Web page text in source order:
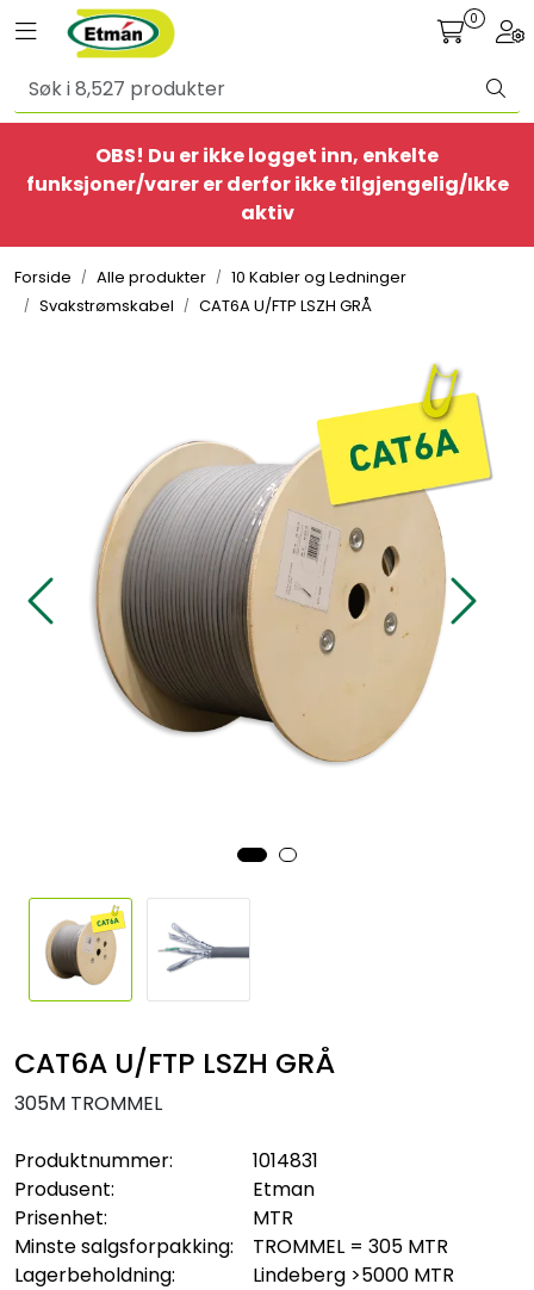
Skip to main content
Toggle navigation 0
OBS! Du er ikke logget inn, enkelte
funksjoner/varer er derfor ikke tilgjengelig/Ikke
aktiv
Forside Alle produkter
10 Kabler og Ledninger
Svakstrømskabel
CAT6A U/FTP LSZH GRÅ
CAT6A U/FTP LSZH GRÅ
305M TROMMEL
Produktnummer:
1014831
Produsent:
Etman
Prisenhet:
MTR
Minste salgsforpakking:
TROMMEL = 305 MTR
Lagerbeholdning:
Lindeberg >5000 MTR
Alle produkter
BestSelgere
Ethome
Sikringsmateriell
Kabler